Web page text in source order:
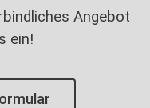
Angebot
ein!